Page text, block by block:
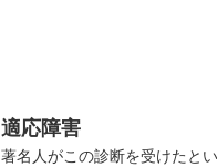
適応障害
著名人がこの診断を受けたと